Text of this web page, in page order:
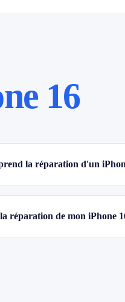
16
la réparation d'un
réparation de mon iPhone